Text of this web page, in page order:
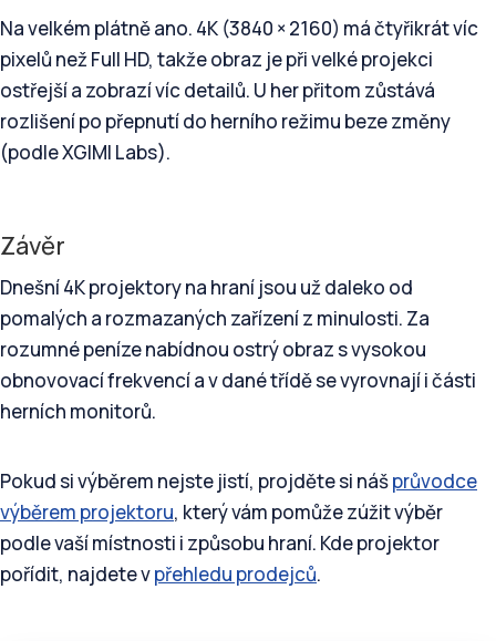
Na velkém plátně ano. 4K (3840 × 2160) má čtyřikrát víc
pixelů než Full HD, takže obraz je při velké projekci
ostřejší a zobrazí víc detailů. U her přitom zůstává
rozlišení po přepnutí do herního režimu beze změny
(podle XGIMI Labs).
Závěr
Dnešní 4K projektory na hraní jsou už daleko od
pomalých a rozmazaných zařízení z minulosti. Za
rozumné peníze nabídnou ostrý obraz s vysokou
obnovovací frekvencí a v dané třídě se vyrovnají i části
herních monitorů.
Pokud si výběrem nejste jistí, projděte si nášprůvodce
výběrem projektoru, který vám pomůže zúžit výběr
podle vaší místnosti i způsobu hraní. Kde projektor
pořídit, najdete vpřehledu prodejců.